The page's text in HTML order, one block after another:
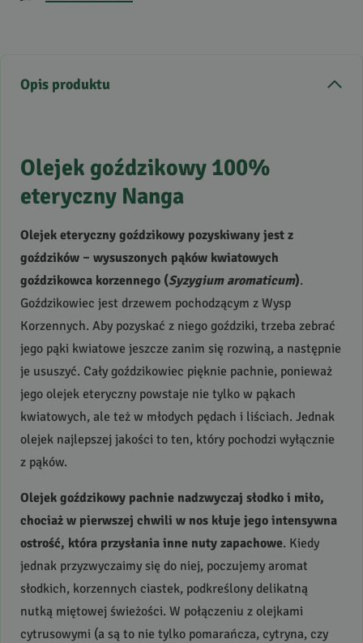
Opis produktu
Olejek goździkowy 100%
eteryczny Nanga
Olejek eteryczny goździkowy pozyskiwany jest z
goździków – wysuszonych pąków kwiatowych
goździkowca korzennego (Syzygium aromaticum).
Goździkowiec jest drzewem pochodzącym z Wysp
Korzennych. Aby pozyskać z niego goździki, trzeba zebrać
jego pąki kwiatowe jeszcze zanim się rozwiną, a następnie
je ususzyć. Cały goździkowiec pięknie pachnie, ponieważ
jego olejek eteryczny powstaje nie tylko w pąkach
kwiatowych, ale też w młodych pędach i liściach. Jednak
olejek najlepszej jakości to ten, który pochodzi wyłącznie
z pąków.
Olejek goździkowy pachnie nadzwyczaj słodko i miło,
chociaż w pierwszej chwili w nos kłuje jego intensywna
ostrość, która przysłania inne nuty zapachowe. Kiedy
jednak przyzwyczaimy się do niej, poczujemy aromat
słodkich, korzennych ciastek, podkreślony delikatną
nutką miętowej świeżości. W połączeniu z olejkami
cytrusowymi (a są to nie tylko pomarańcza, cytryna, czy